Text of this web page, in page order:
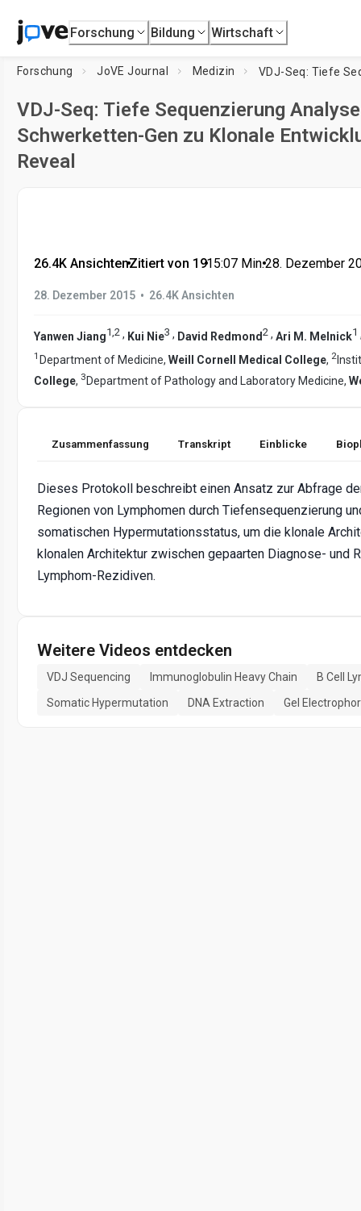
Forschung Bildung Wirtschaft
Forschung JoVE Journal Medizin
VDJ-Seq: Tiefe Sequenzierung
Schwerketten-Gen zu Klonale
Reveal
26.4K Ansichten•Zitiert von 19•15:07 Min.•28. Dezember
28. Dezember 2015 • 26.4K Ansichten
Yanwen Jiang1,2 , Kui Nie3 , David Redmond 2 , Ari M. Melnick1
1 Department of Medicine, Weill Cornell Medical College, 2
College, 3 Department of Pathology and Laboratory Medicine,
Zusammenfassung Transkript Einblicke
Dieses Protokoll beschreibt einen Ansatz zur Abfrage
Regionen von Lymphomen durch Tiefensequenzierung
somatischen Hypermutationsstatus, um die klonale
klonalen Architektur zwischen gepaarten Diagnose-
Lymphom-Rezidiven.
Weitere Videos entdecken
VDJ Sequencing Immunoglobulin Heavy Chain
B Cell
Somatic Hypermutation
DNA Extraction Gel